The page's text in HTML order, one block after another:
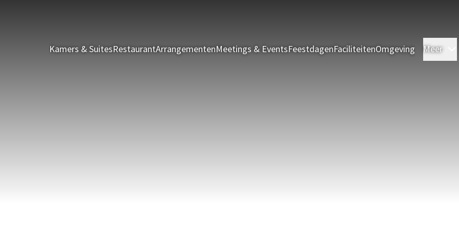
Kamers & SuitesRestaurantArrangementenMeetings & EventsFeestdagenFaciliteitenOmgeving Meer